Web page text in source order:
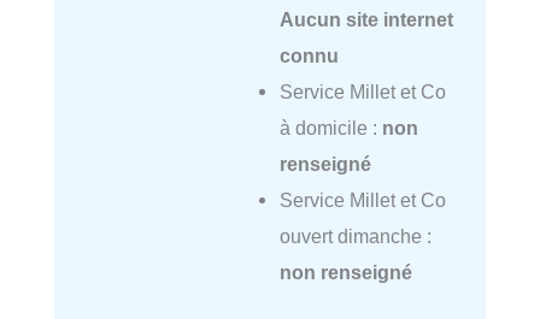
Aucun site internet
connu
Service Millet et Co
à domicile : non
renseigné
Service Millet et Co
ouvert dimanche :
non renseigné